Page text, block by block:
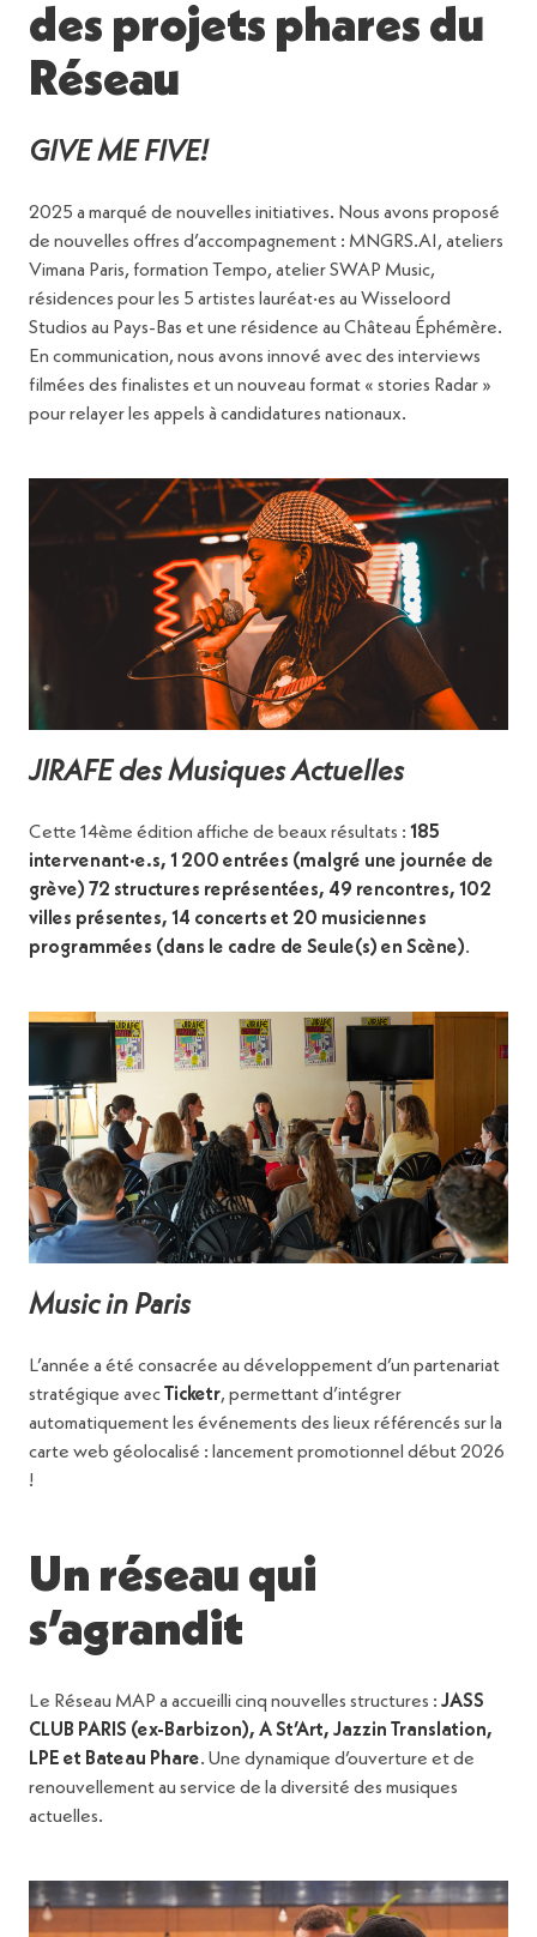
des projets phares du
Réseau
GIVE ME FIVE!
2025 a marqué de nouvelles initiatives. Nous avons proposé
de nouvelles offres d’accompagnement : MNGRS.AI, ateliers
Vimana Paris, formation Tempo, atelier SWAP Music,
résidences pour les 5 artistes lauréat·es au Wisseloord
Studios au Pays-Bas et une résidence au Château Éphémère.
En communication, nous avons innové avec des interviews
filmées des finalistes et un nouveau format « stories Radar »
pour relayer les appels à candidatures nationaux.
JIRAFE des Musiques Actuelles
Cette 14ème édition affiche de beaux résultats : 185
intervenant·e.s, 1 200 entrées (malgré une journée de
grève) 72 structures représentées, 49 rencontres, 102
villes présentes, 14 concerts et 20 musiciennes
programmées (dans le cadre de Seule(s) en Scène).
Music in Paris
L’année a été consacrée au développement d’un partenariat
stratégique avec Ticketr, permettant d’intégrer
automatiquement les événements des lieux référencés sur la
carte web géolocalisé : lancement promotionnel début 2026
!
Un réseau qui
s’agrandit
Le Réseau MAP a accueilli cinq nouvelles structures : JASS
CLUB PARIS (ex-Barbizon), A St’Art, Jazzin Translation,
LPE et Bateau Phare. Une dynamique d’ouverture et de
renouvellement au service de la diversité des musiques
actuelles.